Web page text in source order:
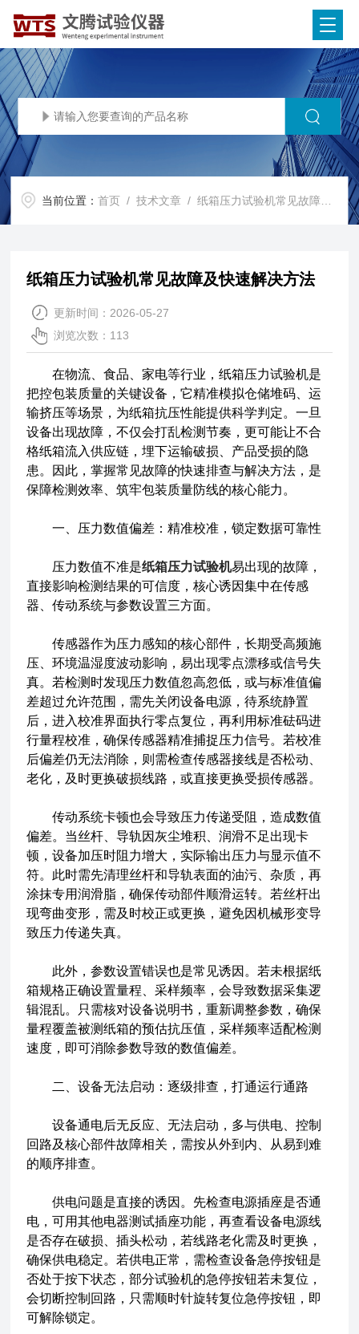
当前位置：首页 /技术文章 / 纸箱压力试验机常见故障及快速解决方法
纸箱压力试验机常见故障及快速解决方法
更新时间：2026-05-27
浏览次数：113
在物流、食品、家电等行业，纸箱压力试验机是
把控包装质量的关键设备，它精准模拟仓储堆码、运
输挤压等场景，为纸箱抗压性能提供科学判定。一旦
设备出现故障，不仅会打乱检测节奏，更可能让不合
格纸箱流入供应链，埋下运输破损、产品受损的隐
患。因此，掌握常见故障的快速排查与解决方法，是
保障检测效率、筑牢包装质量防线的核心能力。
一、压力数值偏差：精准校准，锁定数据可靠性
压力数值不准是纸箱压力试验机易出现的故障，
直接影响检测结果的可信度，核心诱因集中在传感
器、传动系统与参数设置三方面。
传感器作为压力感知的核心部件，长期受高频施
压、环境温湿度波动影响，易出现零点漂移或信号失
真。若检测时发现压力数值忽高忽低，或与标准值偏
差超过允许范围，需先关闭设备电源，待系统静置
后，进入校准界面执行零点复位，再利用标准砝码进
行量程校准，确保传感器精准捕捉压力信号。若校准
后偏差仍无法消除，则需检查传感器接线是否松动、
老化，及时更换破损线路，或直接更换受损传感器。
传动系统卡顿也会导致压力传递受阻，造成数值
偏差。当丝杆、导轨因灰尘堆积、润滑不足出现卡
顿，设备加压时阻力增大，实际输出压力与显示值不
符。此时需先清理丝杆和导轨表面的油污、杂质，再
涂抹专用润滑脂，确保传动部件顺滑运转。若丝杆出
现弯曲变形，需及时校正或更换，避免因机械形变导
致压力传递失真。
此外，参数设置错误也是常见诱因。若未根据纸
箱规格正确设置量程、采样频率，会导致数据采集逻
辑混乱。只需核对设备说明书，重新调整参数，确保
量程覆盖被测纸箱的预估抗压值，采样频率适配检测
速度，即可消除参数导致的数值偏差。
二、设备无法启动：逐级排查，打通运行通路
设备通电后无反应、无法启动，多与供电、控制
回路及核心部件故障相关，需按从外到内、从易到难
的顺序排查。
供电问题是直接的诱因。先检查电源插座是否通
电，可用其他电器测试插座功能，再查看设备电源线
是否存在破损、插头松动，若线路老化需及时更换，
确保供电稳定。若供电正常，需检查设备急停按钮是
否处于按下状态，部分试验机的急停按钮若未复位，
会切断控制回路，只需顺时针旋转复位急停按钮，即
可解除锁定。